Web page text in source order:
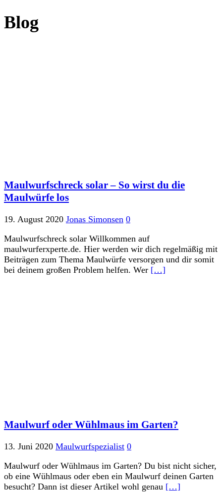
Blog
Maulwurfschreck solar – So wirst du die
Maulwürfe los
19. August 2020 Jonas Simonsen 0
Maulwurfschreck solar Willkommen auf
maulwurferxperte.de. Hier werden wir dich regelmäßig mit
Beiträgen zum Thema Maulwürfe versorgen und dir somit
bei deinem großen Problem helfen. Wer […]
Maulwurf oder Wühlmaus im Garten?
13. Juni 2020 Maulwurfspezialist 0
Maulwurf oder Wühlmaus im Garten? Du bist nicht sicher,
ob eine Wühlmaus oder eben ein Maulwurf deinen Garten
besucht? Dann ist dieser Artikel wohl genau […]